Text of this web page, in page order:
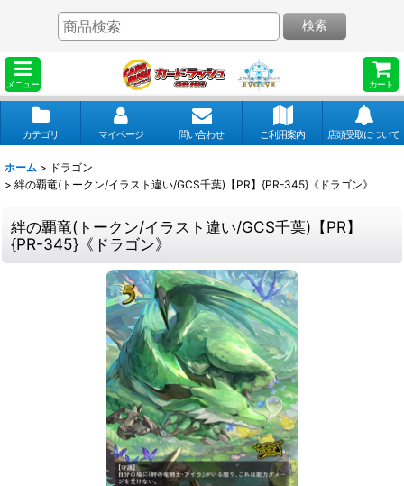
メニュー カート
検索
カテゴリ マイページ 問い合わせ ご利用案内 店頭受取について
ホーム > ドラゴン
> 絆の覇竜(トークン/イラスト違い/GCS千葉)【PR】{PR-345}《ドラゴン》
絆の覇竜(トークン/イラスト違い/GCS千葉)【PR】
{PR-345}《ドラゴン》